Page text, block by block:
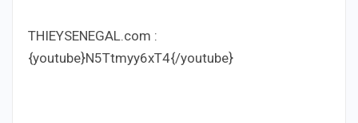
THIEYSENEGAL.com :
{youtube}N5Ttmyy6xT4{/youtube}